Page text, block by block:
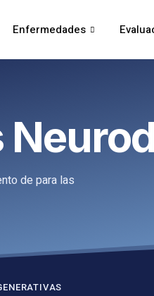
Enfermedades
de para las